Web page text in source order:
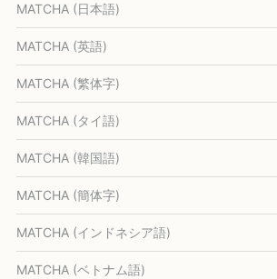
MATCHA (日本語)
MATCHA (英語)
MATCHA (繁体字)
MATCHA (タイ語)
MATCHA (韓国語)
MATCHA (簡体字)
MATCHA (インドネシア語)
MATCHA (ベトナム語)